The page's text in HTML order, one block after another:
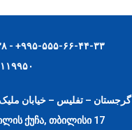
۹۹۵-۵۵۵-۶۶-۴۴-۳۳+ - ۹۹۵-۳۲۲-۲۳۸-۵۳۸+
۹۵۱۱۹۹۵۰- ۰۲۱
گرجستان – تفلیس – خیابان ملیک
17 პეტრე მელიქიშვილის ქუჩა, თბილისი